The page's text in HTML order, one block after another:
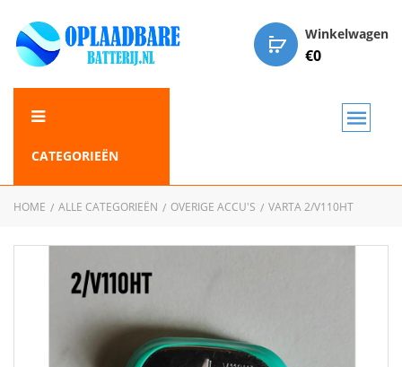
Winkelwagen
€0
CATEGORIEËN
HOME ALLE CATEGORIEËN OVERIGE ACCU'S VARTA 2/V110HT